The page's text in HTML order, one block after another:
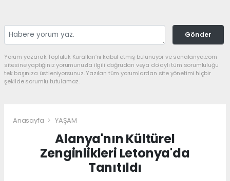
Gönder
Yorum yazarak Topluluk Kuralları’nı kabul etmiş bulunuyor ve sonalanya.com
sitesine yaptığınız yorumunuzla ilgili doğrudan veya dolaylı tüm sorumluluğu
tek başınıza üstleniyorsunuz. Yazılan tüm yorumlardan site yönetimi hiçbir
şekilde sorumlu tutulamaz.
Anasayfa YAŞAM
Alanya'nın Kültürel
Zenginlikleri Letonya'da
Tanıtıldı